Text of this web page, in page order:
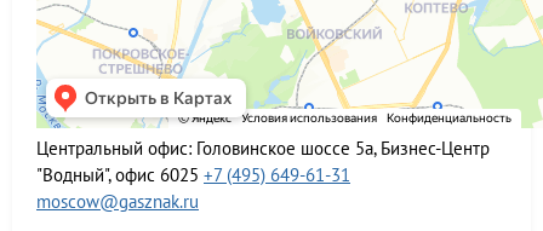
Центральный офис: Головинское шоссе 5а, Бизнес-Центр
"Водный", офис 6025 +7 (495) 649-61-31
moscow@gasznak.ru